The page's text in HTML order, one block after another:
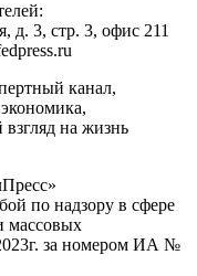
д. 3, стр. 3, офис 211
канал,
на жизнь
по надзору в сфере
массовых
за номером ИА №